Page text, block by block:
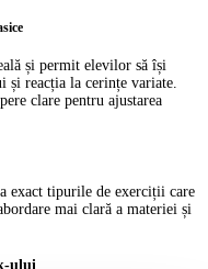
și permit elevilor să își
și reacția la cerințe variate.
clare pentru ajustarea
exact tipurile de exerciții care
mai clară a materiei și
ului